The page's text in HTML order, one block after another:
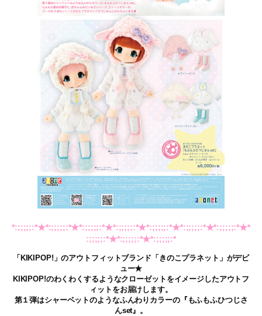
*:;;;;;:*★*:;;;;;:*★*:;;;;;:*★*:;;;;;:*★*:;;;;;:*★*:;;;;;:*★*:;;;;;:*★*
:;;;;;:*★*:;;;;;:*★*:;;;;;:*
「KIKIPOP!」のアウトフィットブランド「きのこプラネット」がデビ
ュー★
KIKIPOP!のわくわくするようなクローゼットをイメージしたアウトフ
ィットをお届けします。
第１弾はシャーベットのようなふんわりカラーの『もふもふひつじさ
んset』。